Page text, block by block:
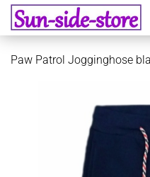
Paw Patrol Jogginghose